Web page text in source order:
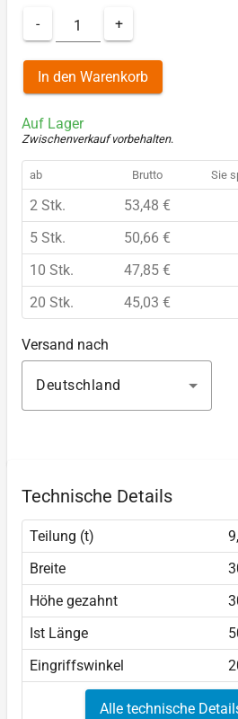
- +
In den Warenkorb
Auf Lager
Zwischenverkauf vorbehalten.
ab Brutto Sie
2 Stk. 53,48 €
5 Stk.
50,66 €
10 Stk.
47,85 €
20 Stk.
45,03 €
Versand nach
Deutschland
Technische Details
Teilung (t)
Breite
Höhe gezahnt
Ist Länge
Eingriffswinkel
Alle technische